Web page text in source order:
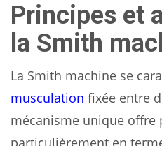
Principes et
la Smith
La Smith machine se
musculation fixée entre
mécanisme unique offre
particulièrement en